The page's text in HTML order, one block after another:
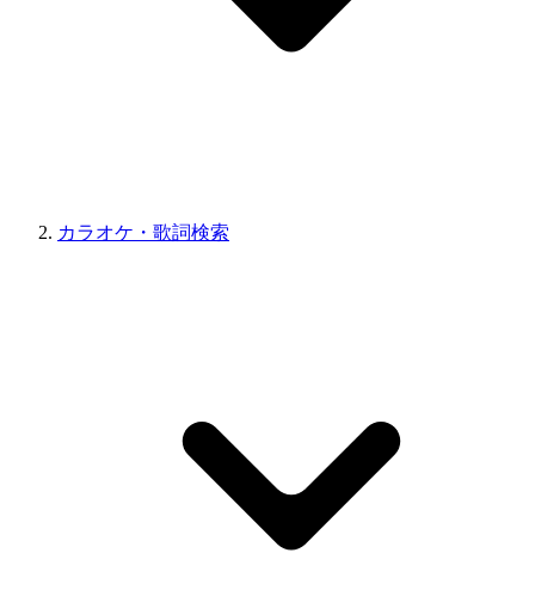
カラオケ・歌詞検索